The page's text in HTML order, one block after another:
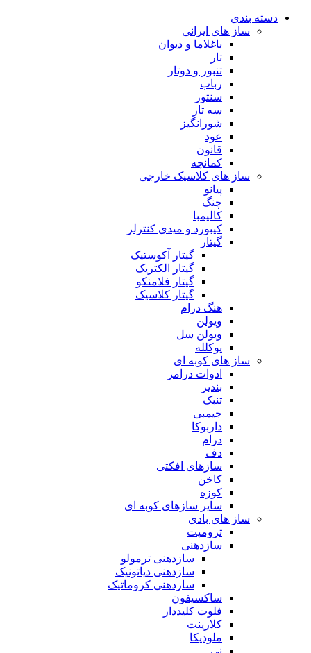
دسته بندی
ساز های ایرانی
باغلاما و دیوان
تار
تنبور و دوتار
رباب
سنتور
سه تار
شورانگیز
عود
قانون
کمانچه
ساز های کلاسیک خارجی
پیانو
چنگ
کالیمبا
کیبورد و میدی کنترلر
گیتار
گیتار آکوستیک
گیتار الکتریک
گیتار فلامنکو
گیتار کلاسیک
هنگ درام
ویولن
ویولن سل
یوکلله
ساز های کوبه ای
ادوات درامز
بندیر
تنبک
جیمبی
داربوکا
درام
دف
سازهای افکتی
کاخن
کوزه
سایر سازهای کوبه ای
ساز های بادی
ترومپت
سازدهنی
سازدهنی ترمولو
سازدهنی دیاتونیک
سازدهنی کروماتیک
ساکسیفون
فلوت کلیددار
کلارینت
ملودیکا
نی